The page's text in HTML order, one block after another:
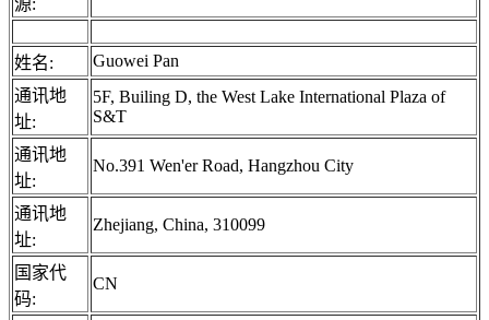
姓名:
Guowei Pan
通讯地
址:
5F, Builing D, the West Lake International Plaza of
S&T
通讯地
址:
No.391 Wen'er Road, Hangzhou City
通讯地
址:
Zhejiang, China, 310099
国家代
码:
CN